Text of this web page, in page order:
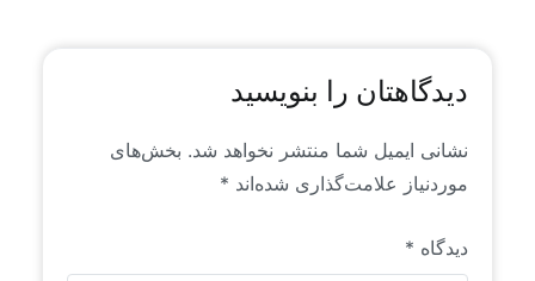
دیدگاهتان را بنویسید
نشانی ایمیل شما منتشر نخواهد شد. بخش‌های
موردنیاز علامت‌گذاری شده‌اند *
دیدگاه *